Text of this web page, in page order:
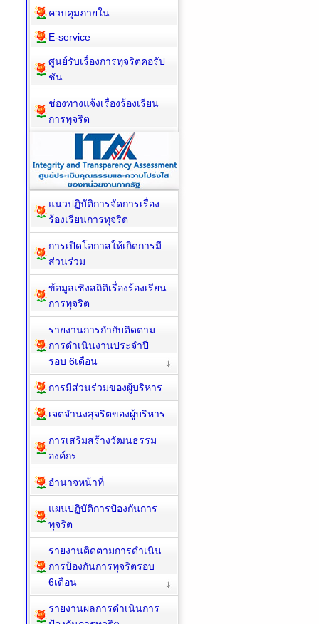
ควบคุมภายใน
E-service
ศูนย์รับเรื่องการทุจริตคอรัป
ชัน
ช่องทางแจ้งเรื่องร้องเรียน
การทุจริต
แนวปฏิบัติการจัดการเรื่อง
ร้องเรียนการทุจริต
การเปิดโอกาสให้เกิดการมี
ส่วนร่วม
ข้อมูลเชิงสถิติเรื่องร้องเรียน
การทุจริต
รายงานการกำกับติดตาม
การดำเนินงานประจำปี
รอบ 6เดือน
การมีส่วนร่วมของผู้บริหาร
เจตจำนงสุจริตของผู้บริหาร
การเสริมสร้างวัฒนธรรม
องค์กร
อำนาจหน้าที่
แผนปฏิบัติการป้องกันการ
ทุจริต
รายงานติดตามการดำเนิน
การป้องกันการทุจริตรอบ
6เดือน
รายงานผลการดำเนินการ